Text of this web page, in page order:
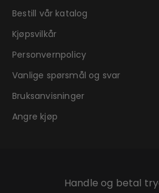
Bestill vår katalog
Kjøpsvilkår
Personvernpolicy
Vanlige spørsmål og svar
Bruksanvisninger
Angre kjøp
Handle og betal